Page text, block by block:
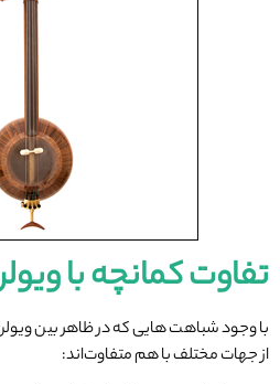
تفاوت کمانچه با
با وجود شباهت ‌هایی که در ظاهر بین
از جهات مختلف با هم متفاوت‌اند: